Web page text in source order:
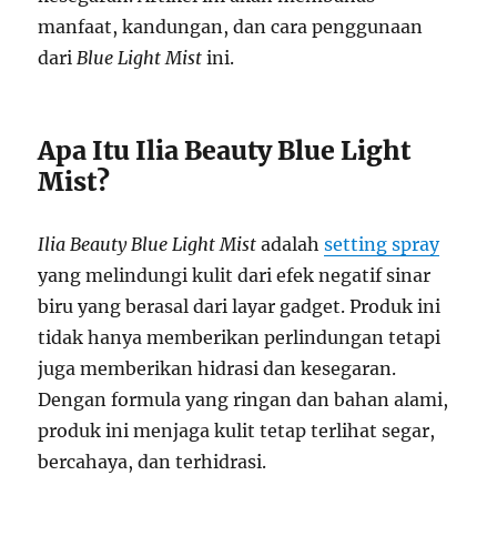
manfaat, kandungan, dan cara penggunaan
dariBlue Light Mist ini.
Apa Itu Ilia Beauty Blue Light
Mist?
Ilia Beauty Blue Light Mist adalahsetting spray
yang melindungi kulit dari efek negatif sinar
biru yang berasal dari layar gadget. Produk ini
tidak hanya memberikan perlindungan tetapi
juga memberikan hidrasi dan kesegaran.
Dengan formula yang ringan dan bahan alami,
produk ini menjaga kulit tetap terlihat segar,
bercahaya, dan terhidrasi.